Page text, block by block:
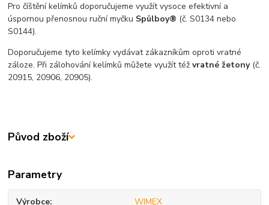
Pro číštění kelímků doporučujeme využít vysoce efektivní a
úspornou přenosnou ruční myčku Spülboy® (č. S0134 nebo
S0144).
Doporučujeme tyto kelímky vydávat zákazníkům oproti vratné
záloze. Při zálohování kelímků můžete využít téžvratné žetony(č.
20915, 20906, 20905).
Původ zboží
Parametry
Výrobce WIMEX